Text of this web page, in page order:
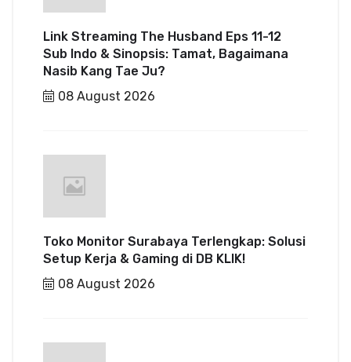
Link Streaming The Husband Eps 11-12
Sub Indo & Sinopsis: Tamat, Bagaimana
Nasib Kang Tae Ju?
08 August 2026
Toko Monitor Surabaya Terlengkap: Solusi
Setup Kerja & Gaming di DB KLIK!
08 August 2026